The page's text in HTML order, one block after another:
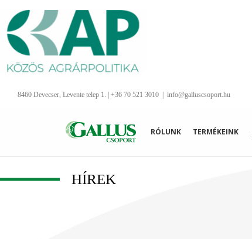
Kihagyás
8460 Devecser, Levente telep 1. | +36 70 521 3010 info@galluscsoport.hu
RÓLUNK TERMÉKEINK
HÍREK